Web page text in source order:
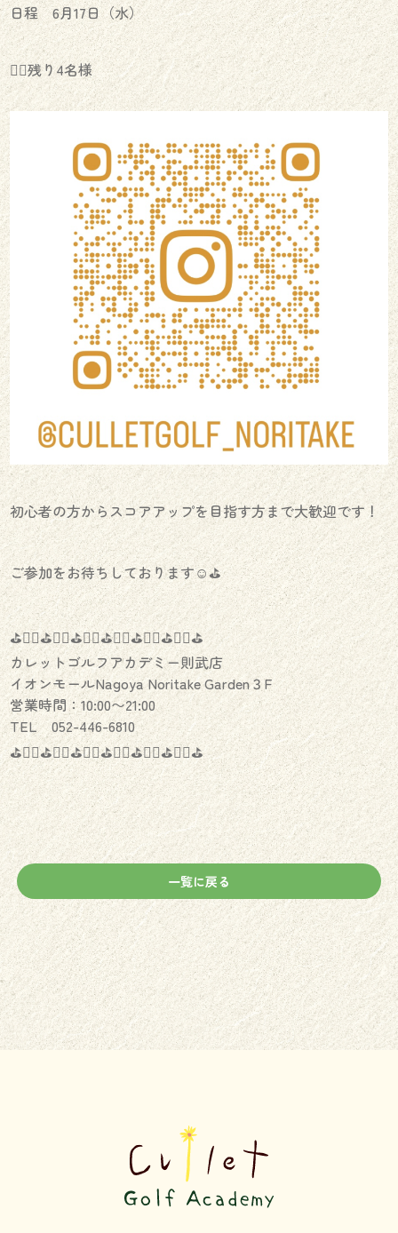
日程 6月17日（水）
🏌️‍♀️残り4名様
初心者の方からスコアアップを目指す方まで大歓迎です！
ご参加をお待ちしております☺️⛳️
⛳️🏌️‍♂️⛳️🏌️‍♀️⛳️🏌️‍♂️⛳️🏌️‍♀️⛳️🏌️‍♂️⛳️🏌️‍♀️⛳️
カレットゴルフアカデミー則武店
イオンモールNagoya Noritake Garden３F
営業時間：10:00〜21:00
TEL 052-446-6810
⛳️🏌️‍♂️⛳️🏌️‍♀️⛳️🏌️‍♂️⛳️🏌️‍♀️⛳️🏌️‍♂️⛳️🏌️‍♀️⛳️
一覧に戻る